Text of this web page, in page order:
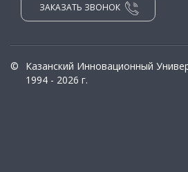
ЗАКАЗАТЬ ЗВОНОК
©
Казанский Инновационный
1994 - 2026 г.